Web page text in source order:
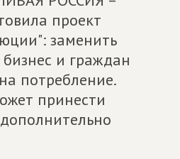
проект
заменить
и граждан
потребление.
принести